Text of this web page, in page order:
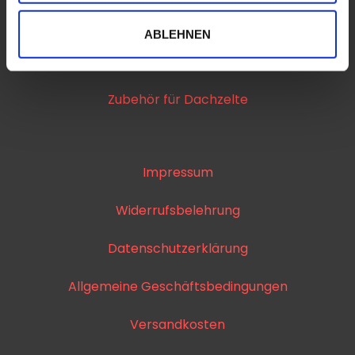
ABLEHNEN
Relingträger
Zubehör für Dachzelte
Impressum
Widerrufsbelehrung
Datenschutzerklärung
Allgemeine Geschäftsbedingungen
Versandkosten